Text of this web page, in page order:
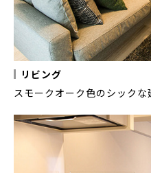
リビング
スモークオーク色のシック